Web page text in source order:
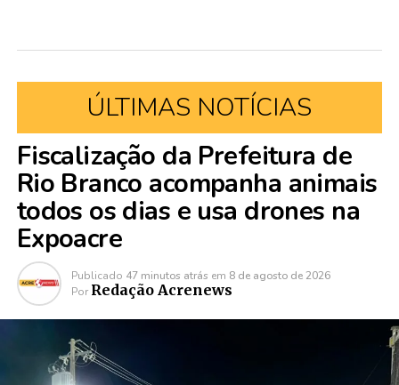
ÚLTIMAS NOTÍCIAS
Fiscalização da Prefeitura de
Rio Branco acompanha animais
todos os dias e usa drones na
Expoacre
Publicado 47 minutos atrás em 8 de agosto de 2026
Por Redação Acrenews